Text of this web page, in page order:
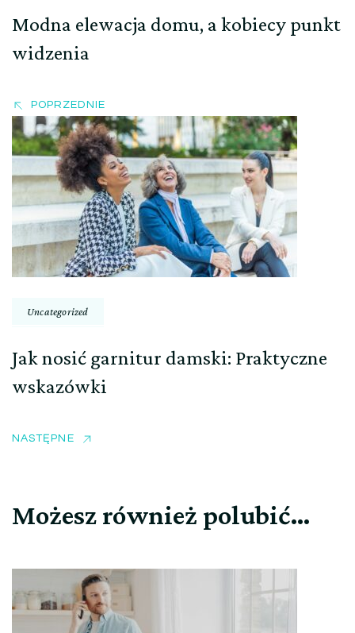
Modna elewacja domu, a kobiecy punkt
widzenia
POPRZEDNIE
Uncategorized
Jak nosić garnitur damski: Praktyczne
wskazówki
NASTĘPNE
Możesz również polubić…